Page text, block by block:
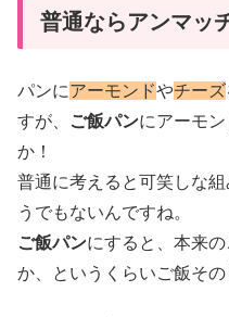
普通ならアンマッ
パンにアーモンドやチーズ
すが、
ご飯パンにアーモ
か！
普通に考えると可笑しな
うでもないんですね。
ご飯パンにすると、本来
か、というくらいご飯その